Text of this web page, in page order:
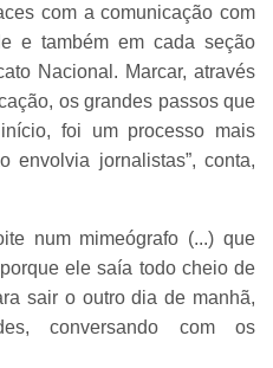
com a comunicação com
e também em cada seção
Nacional. Marcar, através
os grandes passos que
foi um processo mais
envolvia jornalistas”, conta,
num mimeógrafo (...) que
ele saía todo cheio de
sair o outro dia de manhã,
conversando com os